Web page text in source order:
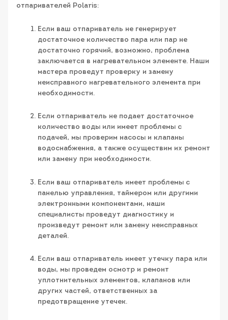
отпаривателей Polaris:
Если ваш отпариватель не генерирует
достаточное количество пара или пар не
достаточно горячий, возможно, проблема
заключается в нагревательном элементе. Наши
мастера проведут проверку и замену
неисправного нагревательного элемента при
необходимости.
Если отпариватель не подает достаточное
количество воды или имеет проблемы с
подачей, мы проверим насосы и клапаны
водоснабжения, а также осуществим их ремонт
или замену при необходимости.
Если ваш отпариватель имеет проблемы с
панелью управления, таймером или другими
электронными компонентами, наши
специалисты проведут диагностику и
произведут ремонт или замену неисправных
деталей.
Если ваш отпариватель имеет утечку пара или
воды, мы проведем осмотр и ремонт
уплотнительных элементов, клапанов или
других частей, ответственных за
предотвращение утечек.